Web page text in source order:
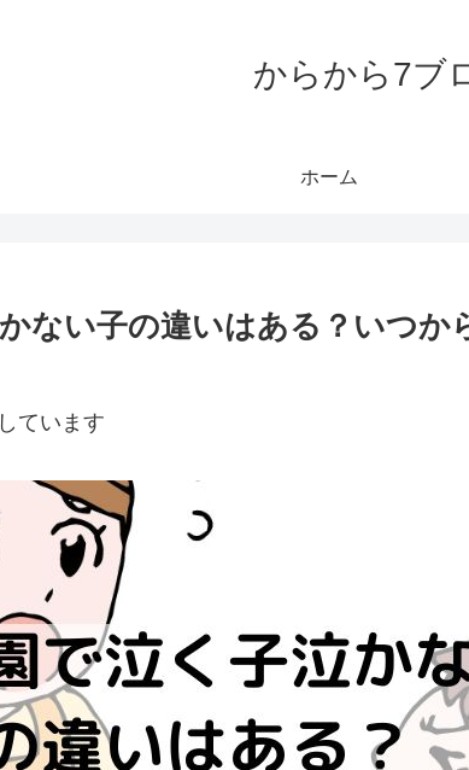
からから7ブ
ホーム
ない子の違いはある？いつか
ています